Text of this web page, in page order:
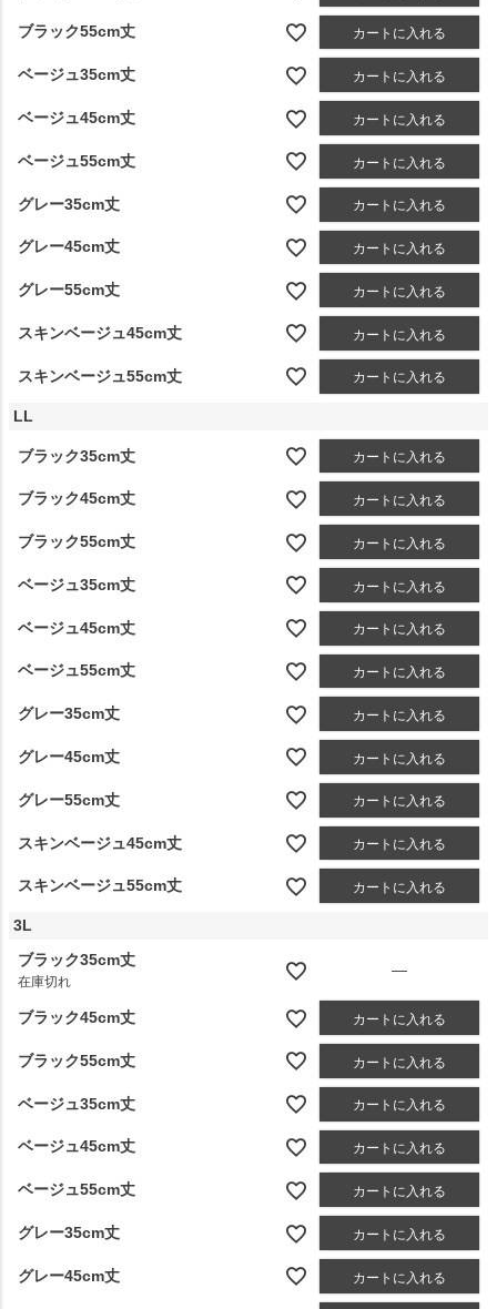
ブラック55cm丈 カートに入れる
ベージュ35cm丈 カートに入れる
ベージュ45cm丈 カートに入れる
ベージュ55cm丈 カートに入れる
グレー35cm丈 カートに入れる
グレー45cm丈 カートに入れる
グレー55cm丈 カートに入れる
スキンベージュ45cm丈 カートに入れる
スキンベージュ55cm丈 カートに入れる
LL
ブラック35cm丈 カートに入れる
ブラック45cm丈 カートに入れる
ブラック55cm丈 カートに入れる
ベージュ35cm丈 カートに入れる
ベージュ45cm丈 カートに入れる
ベージュ55cm丈 カートに入れる
グレー35cm丈 カートに入れる
グレー45cm丈 カートに入れる
グレー55cm丈 カートに入れる
スキンベージュ45cm丈 カートに入れる
スキンベージュ55cm丈 カートに入れる
3L
ブラック35cm丈
在庫切れ
—
ブラック45cm丈 カートに入れる
ブラック55cm丈 カートに入れる
ベージュ35cm丈 カートに入れる
ベージュ45cm丈 カートに入れる
ベージュ55cm丈 カートに入れる
グレー35cm丈 カートに入れる
グレー45cm丈 カートに入れる